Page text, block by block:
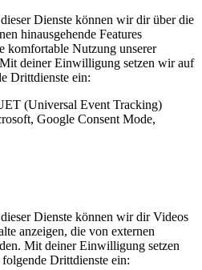
Dienste können wir dir über die
hinausgehende Features
komfortable Nutzung unserer
deiner Einwilligung setzen wir auf
Drittdienste ein:
(Universal Event Tracking)
Google Consent Mode,
Dienste können wir dir Videos
anzeigen, die von externen
Mit deiner Einwilligung setzen
Drittdienste ein: